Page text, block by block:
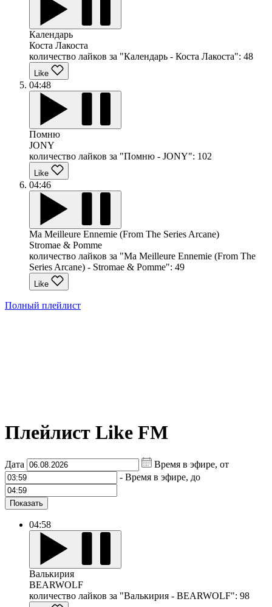
Календарь
Коста Лакоста
количество лайков за "Календарь - Коста Лакоста": 48
Like
04:48
Помню
JONY
количество лайков за "Помню - JONY": 102
Like
04:46
Ma Meilleure Ennemie (From The Series Arcane)
Stromae & Pomme
количество лайков за "Ma Meilleure Ennemie (From The
Series Arcane) - Stromae & Pomme": 49
Like
Полный плейлист
Плейлист Like FM
Дата
Время в эфире, от
- Время в эфире, до
Показать
04:58
Валькирия
BEARWOLF
количество лайков за "Валькирия - BEARWOLF": 98